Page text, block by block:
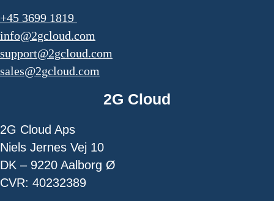
+45 3699 1819
info@2gcloud.com
support@2gcloud.com
sales@2gcloud.com
2G Cloud
2G Cloud Aps
Niels Jernes Vej 10
DK – 9220 Aalborg Ø
CVR: 40232389